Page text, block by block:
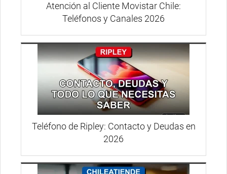
Atención al Cliente Movistar Chile:
Teléfonos y Canales 2026
Teléfono de Ripley: Contacto y Deudas en
2026